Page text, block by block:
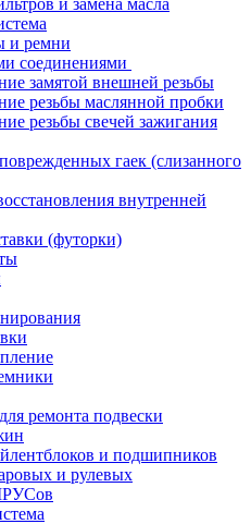
и замена масла
и ремни
соединениями
замятой внешней резьбы
резьбы маслянной пробки
резьбы свечей зажигания
гаек (слизанного
внутренней
(футорки)
ремонта подвески
и подшипников
и рулевых